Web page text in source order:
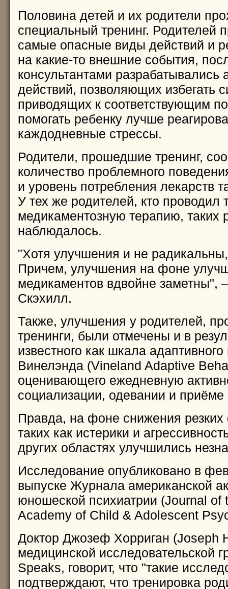
Половина детей и их родители
специальный тренинг. Родителей
самые опасные виды действий и
на какие-то внешние события,
консультантами разрабатывались
действий, позволяющих избегать
приводящих к соответствующим
помогать ребенку лучше
каждодневные стрессы.
Родители, прошедшие тренинг,
количество проблемного
и уровень потребления лекарств
У тех же родителей, кто проводил
медикаментозную терапию, таких
наблюдалось.
"Хотя улучшения и не
Причем, улучшения на фоне
медикаментов вдвойне заметны",
Скэхилл.
Также, улучшения у родителей,
тренинги, были отмечены и в
известного как шкала
Винелэнда (Vineland Adaptive
оценивающего ежедневную
социализации, одевании и
Правда, на фоне снижения
таких как истерики и
других областях улучшились
Исследование опубликовано в
выпуске Журнала американской
юношеской психиатрии (Journal of
Academy of Child & Adolescent
Доктор Джозеф Хорриган (Joseph
медицинской исследовательской
Speaks, говорит, что "такие
подтверждают, что тренировка